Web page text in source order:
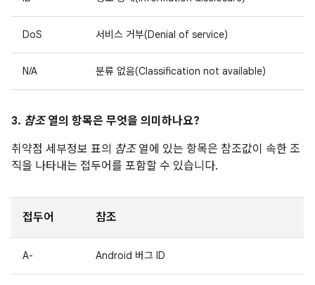
DoS 서비스 거부(Denial of service)
N/A 분류 없음(Classification not available)
3. 참조열의 항목은 무엇을 의미하나요?
취약점 세부정보 표의 참조열에 있는 항목은 참조값이 속한 조
직을 나타내는 접두어를 포함할 수 있습니다.
접두어 참조
A- Android 버그 ID